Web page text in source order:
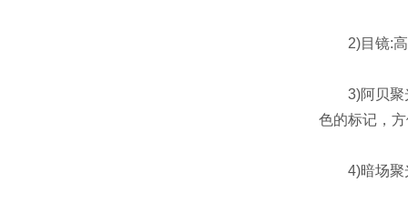
2)目镜:高
3)阿贝聚光
色的标记，
4)暗场聚光